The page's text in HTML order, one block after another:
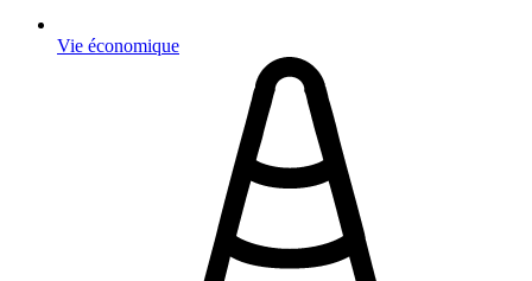
Vie économique